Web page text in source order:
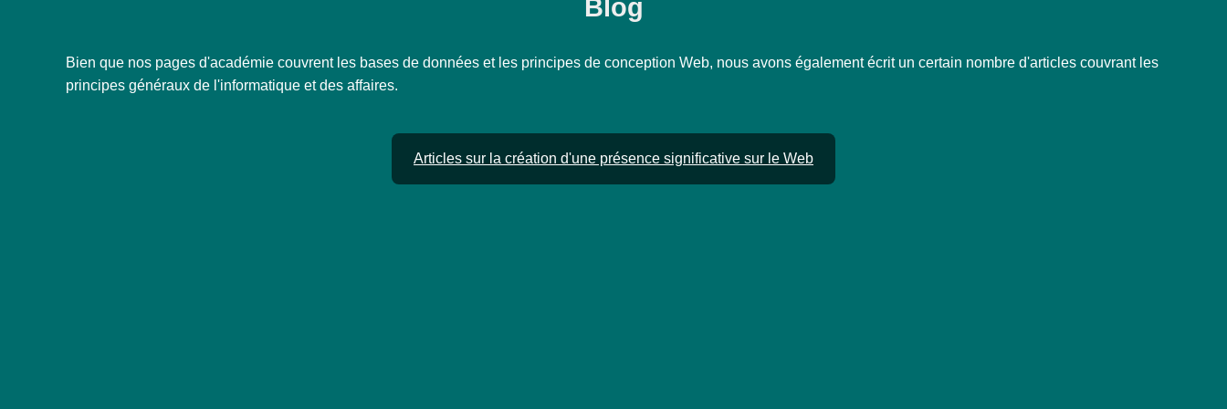
Blog
Bien que nos pages d'académie couvrent les bases de données et les principes de conception Web, nous avons également écrit un certain nombre d'articles couvrant les
principes généraux de l'informatique et des affaires.
Articles sur la création d'une présence significative sur le Web